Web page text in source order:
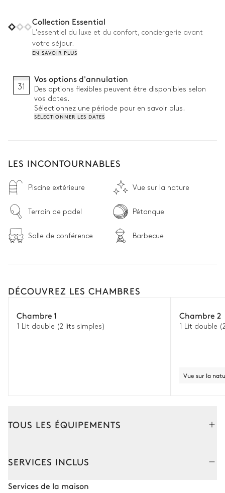
piscine, entourée de jardins impeccablement entretenus. Les
vastes terrasses et les espaces extérieurs invitent à partager
des repas conviviaux sous le ciel ouvert, dans une atmosphère
à la fois raffinée et apaisante.
Collection Essential
L'essentiel du luxe et du confort, conciergerie avant
votre séjour.
EN SAVOIR PLUS
31
Vos options d'annulation
Des options flexibles peuvent être disponibles selon
vos dates.
Sélectionnez une période pour en savoir plus.
SÉLECTIONNER LES DATES
LES INCONTOURNABLES
Piscine extérieure Vue sur la nature
Terrain de padel Pétanque
Salle de conférence Barbecue
DÉCOUVREZ LES CHAMBRES
Chambre 1
1 Lit double (2 lits simples)
Chambre 2
1 Lit double
Vue sur la
TOUS LES ÉQUIPEMENTS
SERVICES INCLUS
Services de la maison